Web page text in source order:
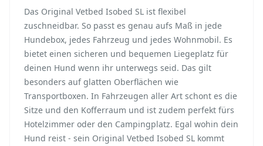
Das Original Vetbed Isobed SL ist flexibel
zuschneidbar. So passt es genau aufs Maß in jede
Hundebox, jedes Fahrzeug und jedes Wohnmobil. Es
bietet einen sicheren und bequemen Liegeplatz für
deinen Hund wenn ihr unterwegs seid. Das gilt
besonders auf glatten Oberflächen wie
Transportboxen. In Fahrzeugen aller Art schont es die
Sitze und den Kofferraum und ist zudem perfekt fürs
Hotelzimmer oder den Campingplatz. Egal wohin dein
Hund reist - sein Original Vetbed Isobed SL kommt